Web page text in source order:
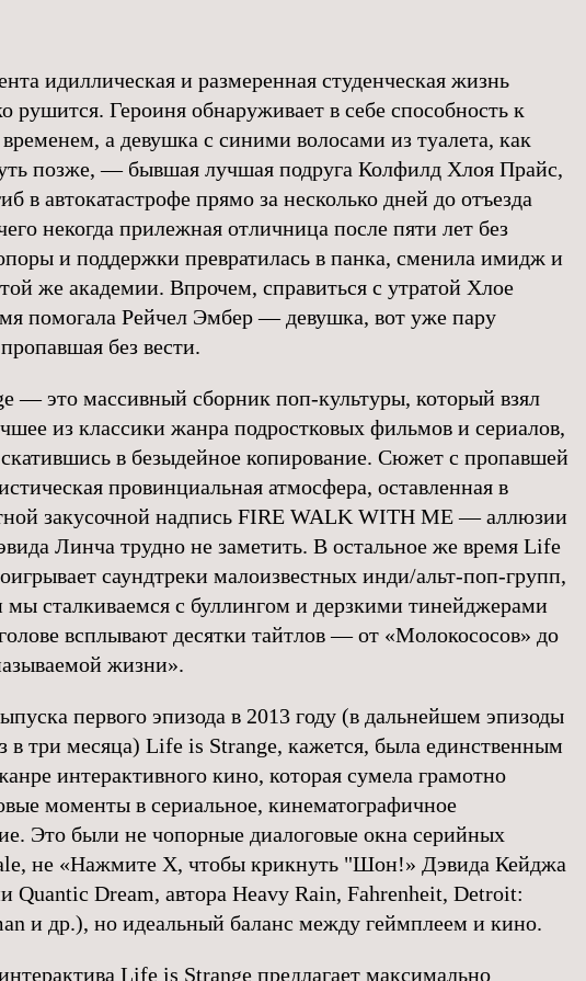
идиллическая и размеренная студенческая жизнь
рушится. Героиня обнаруживает в себе способность к
а девушка с синими волосами из туалета, как
позже, — бывшая лучшая подруга Колфилд Хлоя Прайс,
в автокатастрофе прямо за несколько дней до отъезда
некогда прилежная отличница после пяти лет без
и поддержки превратилась в панка, сменила имидж и
же академии. Впрочем, справиться с утратой Хлое
помогала Рейчел Эмбер — девушка, вот уже пару
без вести.
— это массивный сборник поп-культуры, который взял
из классики жанра подростковых фильмов и сериалов,
в безыдейное копирование. Сюжет с пропавшей
провинциальная атмосфера, оставленная в
закусочной надпись FIRE WALK WITH ME — аллюзии
Линча трудно не заметить. В остальное же время Life
саундтреки малоизвестных инди/альт-поп-групп,
мы сталкиваемся с буллингом и дерзкими тинейджерами
всплывают десятки тайтлов — от «Молокососов» до
жизни».
первого эпизода в 2013 году (в дальнейшем эпизоды
в три месяца) Life is Strange, кажется, была единственным
интерактивного кино, которая сумела грамотно
моменты в сериальное, кинематографичное
Это были не чопорные диалоговые окна серийных
не «Нажмите Х, чтобы крикнуть "Шон!» Дэвида Кейджа
Quantic Dream, автора Heavy Rain, Fahrenheit, Detroit:
и др.), но идеальный баланс между геймплеем и кино.
Life is Strange предлагает максимально